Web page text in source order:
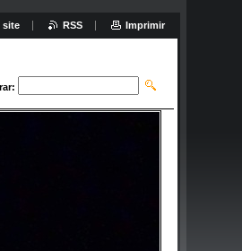
site RSS Imprimir